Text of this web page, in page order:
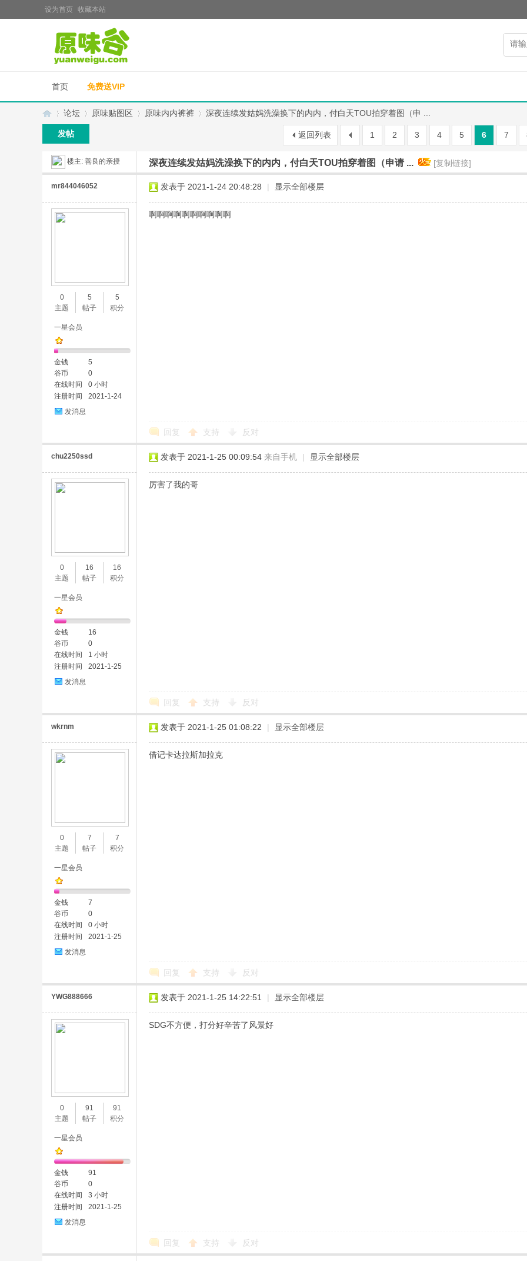
设为首页 收藏本站
首页 免费送VIP
»
论坛
›
原味贴图区 原味内内裤裤
›
深夜连续发姑妈洗澡换下的内内，付白天TOU拍穿着图（申 ...
1 2 3 4 5 6 7
返回列表
发帖
楼主: 善良的亲授 深夜连续发姑妈洗澡换下的内内，付白天TOU拍穿着图（申请 ... [复制链接]
mr844046052
0
主题
5
帖子
5
积分
一星会员
金钱
5
谷币
0
在线时间
0 小时
注册时间
2021-1-24
发消息
发表于 2021-1-24 20:48:28 | 显示全部楼层
啊啊啊啊啊啊啊啊啊啊
回复 支持 反对
chu2250ssd
0
主题
16
帖子
16
积分
一星会员
金钱
16
谷币
0
在线时间
1 小时
注册时间
2021-1-25
发消息
发表于 2021-1-25 00:09:54 来自手机 | 显示全部楼层
厉害了我的哥
回复 支持 反对
wkrnm
0
主题
7
帖子
7
积分
一星会员
金钱
7
谷币
0
在线时间
0 小时
注册时间
2021-1-25
发消息
发表于 2021-1-25 01:08:22 | 显示全部楼层
借记卡达拉斯加拉克
回复 支持 反对
YWG888666
0
主题
91
帖子
91
积分
一星会员
金钱
91
谷币
0
在线时间
3 小时
注册时间
2021-1-25
发消息
发表于 2021-1-25 14:22:51 | 显示全部楼层
SDG不方便，打分好辛苦了风景好
回复 支持 反对